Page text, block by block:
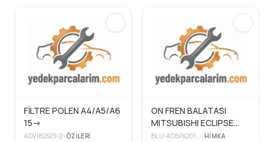
FİLTRE POLEN A4/A5/A6
15->
ADV182529-2• ÖZILERI
ON FREN BALATASI
MITSUBISHI ECLIPSE
CROSS 2017>
BLU-ADBP420128 • HIMKA